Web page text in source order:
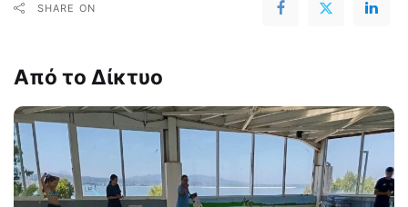
SHARE ON
Από το Δίκτυο